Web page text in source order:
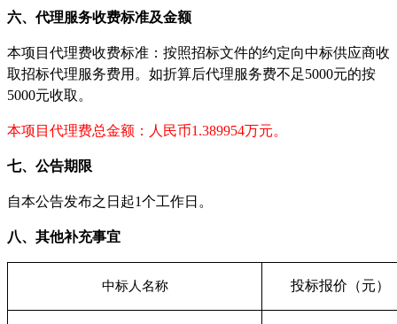
六、代理服务收费标准及金额
本项目代理费收费标准：按照招标文件的约定向中标供应商收
取招标代理服务费用。如折算后代理服务费不足5000元的按
5000元收取。
本项目代理费总金额：人民币1.389954万元。
七、公告期限
自本公告发布之日起1个工作日。
八、其他补充事宜
中标人名称 投标报价（元）